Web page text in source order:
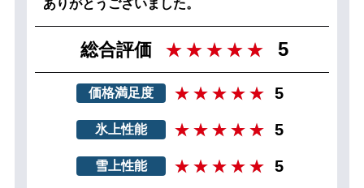
ありがとうございました。
総合評価 5
価格満足度 5
氷上性能 5
雪上性能 5